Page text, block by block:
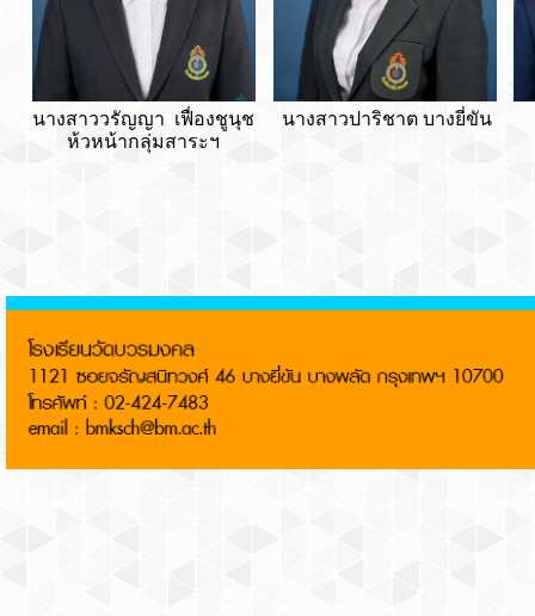
นางสาววรัญญา เฟื่องชูนุช
ห้วหน้ากลุ่มสาระฯ
นางสาวปาริชาต บางยี่ขัน